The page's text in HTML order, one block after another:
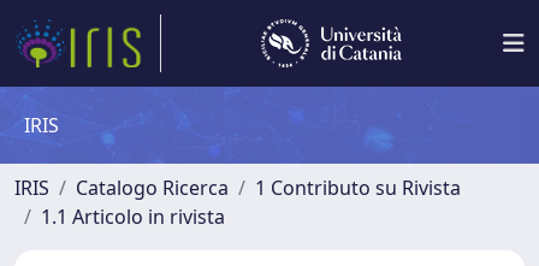
IRIS
IRIS Catalogo Ricerca
1 Contributo su Rivista
1.1 Articolo in rivista